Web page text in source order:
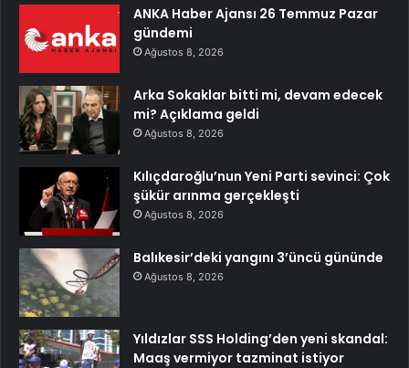
ANKA Haber Ajansı 26 Temmuz Pazar
gündemi
Ağustos 8, 2026
Arka Sokaklar bitti mi, devam edecek
mi? Açıklama geldi
Ağustos 8, 2026
Kılıçdaroğlu’nun Yeni Parti sevinci: Çok
şükür arınma gerçekleşti
Ağustos 8, 2026
Balıkesir’deki yangını 3’üncü gününde
Ağustos 8, 2026
Yıldızlar SSS Holding’den yeni skandal:
Maaş vermiyor tazminat istiyor